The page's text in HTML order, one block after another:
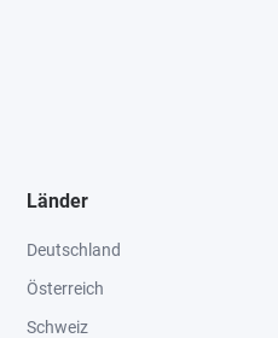
Länder
Deutschland
Österreich
Schweiz